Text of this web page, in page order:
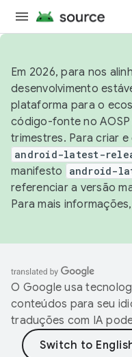
Em 2026, para nos
desenvolvimento
plataforma para o
código-fonte no
trimestres. Para criar
android-latest-
manifesto
android-
referenciar a versão
Para mais
O Google usa
conteúdos para seu
traduções com IA